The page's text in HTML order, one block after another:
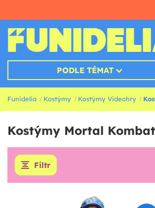
PODLE TÉMAT
Funidelia Kostýmy Kostýmy Videohry
Kostýmy Mortal Kombat
Filtr